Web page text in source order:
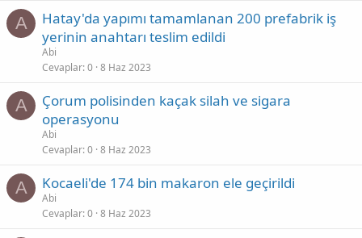
A
Hatay'da yapımı tamamlanan 200 prefabrik iş
yerinin anahtarı teslim edildi
Abi
Cevaplar 0 8 Haz 2023
A
Çorum polisinden kaçak silah ve sigara
operasyonu
Abi
Cevaplar 0 8 Haz 2023
A Kocaeli'de 174 bin makaron ele geçirildi
Abi
Cevaplar 0 8 Haz 2023